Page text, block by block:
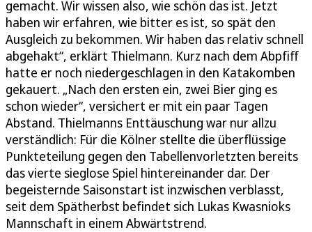
gemacht. Wir wissen also, wie schön das ist. Jetzt
haben wir erfahren, wie bitter es ist, so spät den
Ausgleich zu bekommen. Wir haben das relativ schnell
abgehakt“, erklärt Thielmann. Kurz nach dem Abpfiff
hatte er noch niedergeschlagen in den Katakomben
gekauert. „Nach den ersten ein, zwei Bier ging es
schon wieder“, versichert er mit ein paar Tagen
Abstand. Thielmanns Enttäuschung war nur allzu
verständlich: Für die Kölner stellte die überflüssige
Punkteteilung gegen den Tabellenvorletzten bereits
das vierte sieglose Spiel hintereinander dar. Der
begeisternde Saisonstart ist inzwischen verblasst,
seit dem Spätherbst befindet sich Lukas Kwasnioks
Mannschaft in einem Abwärtstrend.